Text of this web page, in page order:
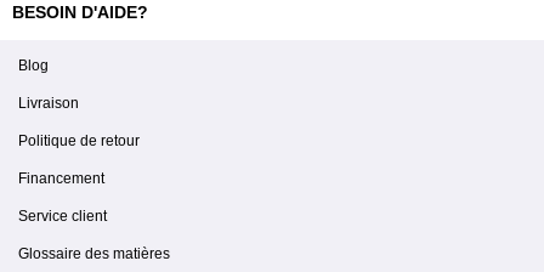
BESOIN D'AIDE?
Blog
Livraison
Politique de retour
Financement
Service client
Glossaire des matières